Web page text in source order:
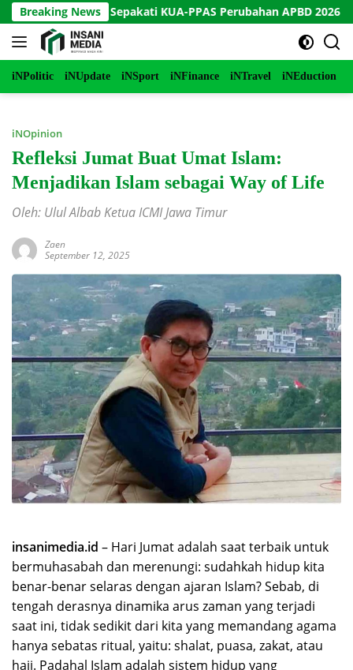
Langsung
ke
konten
Breaking News
Sepakati KUA-PPAS Perubahan APBD 2026
iNPolitic iNUpdate iNSport iNFinance iNTravel iNEduction
iNOpinion
Refleksi Jumat Buat Umat Islam:
Menjadikan Islam sebagai Way of Life
Oleh: Ulul Albab Ketua ICMI Jawa Timur
Zaen
September 12, 2025
insanimedia.id – Hari Jumat adalah saat terbaik untuk
bermuhasabah dan merenungi: sudahkah hidup kita
benar-benar selaras dengan ajaran Islam? Sebab, di
tengah derasnya dinamika arus zaman yang terjadi
saat ini, tidak sedikit dari kita yang memandang agama
hanya sebatas ritual, yaitu: shalat, puasa, zakat, atau
haji. Padahal Islam adalah sistem hidup yang